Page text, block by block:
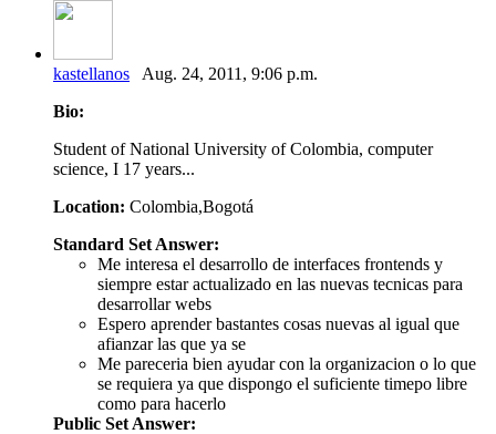
kastellanos Aug. 24, 2011, 9:06 p.m.
Bio:
Student of National University of Colombia, computer
science, I 17 years...
Location: Colombia,Bogotá
Standard Set Answer:
Me interesa el desarrollo de interfaces frontends y
siempre estar actualizado en las nuevas tecnicas para
desarrollar webs
Espero aprender bastantes cosas nuevas al igual que
afianzar las que ya se
Me pareceria bien ayudar con la organizacion o lo que
se requiera ya que dispongo el suficiente timepo libre
como para hacerlo
Public Set Answer: